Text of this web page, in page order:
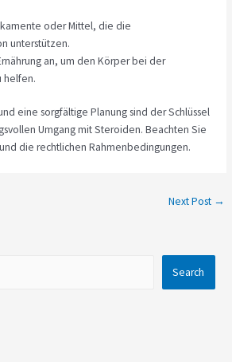
oder Mittel, die die
unterstützen.
an, um den Körper bei der
helfen.
eine sorgfältige Planung sind der Schlüssel
Umgang mit Steroiden. Beachten Sie
die rechtlichen Rahmenbedingungen.
Next Post →
Search